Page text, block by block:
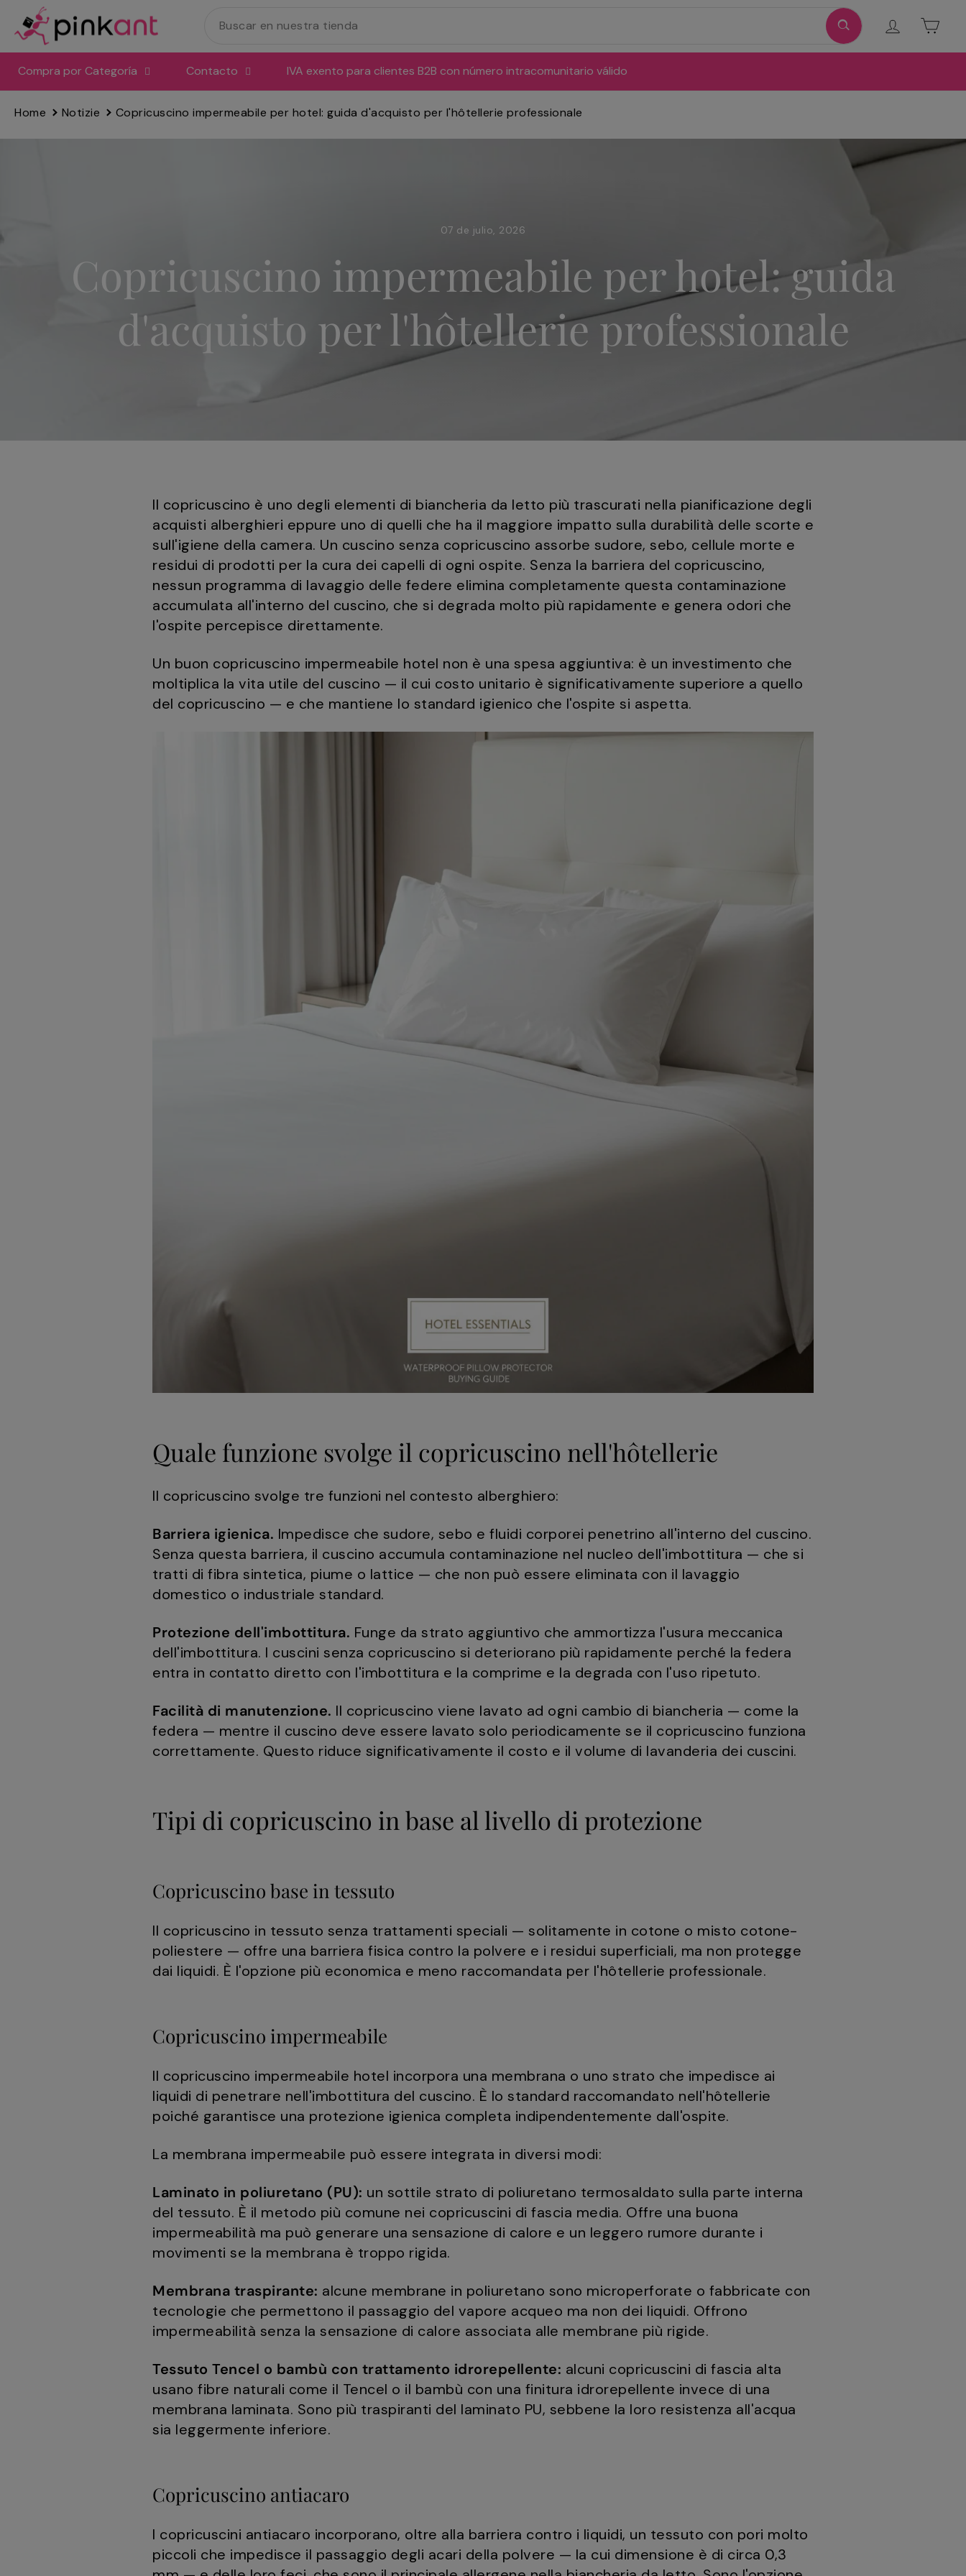
directamente
al
contenido
Ingresar
Compra por Categoría Contacto IVA exento para clientes B2B con número intracomunitario válido
Home Notizie Copricuscino impermeabile per hotel: guida d'acquisto per l'hôtellerie professionale
07 de julio, 2026
Copricuscino impermeabile per hotel: guida
d'acquisto per l'hôtellerie professionale
Il copricuscino è uno degli elementi di biancheria da letto più trascurati nella pianificazione degli
acquisti alberghieri eppure uno di quelli che ha il maggiore impatto sulla durabilità delle scorte e
sull'igiene della camera. Un cuscino senza copricuscino assorbe sudore, sebo, cellule morte e
residui di prodotti per la cura dei capelli di ogni ospite. Senza la barriera del copricuscino,
nessun programma di lavaggio delle federe elimina completamente questa contaminazione
accumulata all'interno del cuscino, che si degrada molto più rapidamente e genera odori che
l'ospite percepisce direttamente.
Un buon copricuscino impermeabile hotel non è una spesa aggiuntiva: è un investimento che
moltiplica la vita utile del cuscino — il cui costo unitario è significativamente superiore a quello
del copricuscino — e che mantiene lo standard igienico che l'ospite si aspetta.
Quale funzione svolge il copricuscino nell'hôtellerie
Il copricuscino svolge tre funzioni nel contesto alberghiero:
Barriera igienica. Impedisce che sudore, sebo e fluidi corporei penetrino all'interno del cuscino.
Senza questa barriera, il cuscino accumula contaminazione nel nucleo dell'imbottitura — che si
tratti di fibra sintetica, piume o lattice — che non può essere eliminata con il lavaggio
domestico o industriale standard.
Protezione dell'imbottitura. Funge da strato aggiuntivo che ammortizza l'usura meccanica
dell'imbottitura. I cuscini senza copricuscino si deteriorano più rapidamente perché la federa
entra in contatto diretto con l'imbottitura e la comprime e la degrada con l'uso ripetuto.
Facilità di manutenzione. Il copricuscino viene lavato ad ogni cambio di biancheria — come la
federa — mentre il cuscino deve essere lavato solo periodicamente se il copricuscino funziona
correttamente. Questo riduce significativamente il costo e il volume di lavanderia dei cuscini.
Tipi di copricuscino in base al livello di protezione
Copricuscino base in tessuto
Il copricuscino in tessuto senza trattamenti speciali — solitamente in cotone o misto cotone-
poliestere — offre una barriera fisica contro la polvere e i residui superficiali, ma non protegge
dai liquidi. È l'opzione più economica e meno raccomandata per l'hôtellerie professionale.
Copricuscino impermeabile
Il copricuscino impermeabile hotel incorpora una membrana o uno strato che impedisce ai
liquidi di penetrare nell'imbottitura del cuscino. È lo standard raccomandato nell'hôtellerie
poiché garantisce una protezione igienica completa indipendentemente dall'ospite.
La membrana impermeabile può essere integrata in diversi modi:
Laminato in poliuretano (PU): un sottile strato di poliuretano termosaldato sulla parte interna
del tessuto. È il metodo più comune nei copricuscini di fascia media. Offre una buona
impermeabilità ma può generare una sensazione di calore e un leggero rumore durante i
movimenti se la membrana è troppo rigida.
Membrana traspirante: alcune membrane in poliuretano sono microperforate o fabbricate con
tecnologie che permettono il passaggio del vapore acqueo ma non dei liquidi. Offrono
impermeabilità senza la sensazione di calore associata alle membrane più rigide.
Tessuto Tencel o bambù con trattamento idrorepellente: alcuni copricuscini di fascia alta
usano fibre naturali come il Tencel o il bambù con una finitura idrorepellente invece di una
membrana laminata. Sono più traspiranti del laminato PU, sebbene la loro resistenza all'acqua
sia leggermente inferiore.
Copricuscino antiacaro
I copricuscini antiacaro incorporano, oltre alla barriera contro i liquidi, un tessuto con pori molto
piccoli che impedisce il passaggio degli acari della polvere — la cui dimensione è di circa 0,3